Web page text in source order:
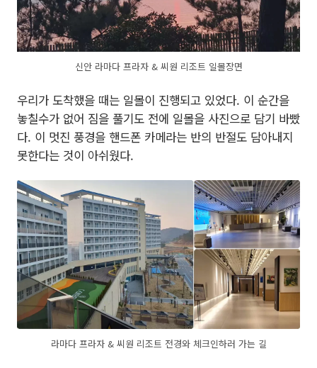
신안 라마다 프라자 & 씨원 리조트 일몰장면
우리가 도착했을 때는 일몰이 진행되고 있었다. 이 순간을
놓칠수가 없어 짐을 풀기도 전에 일몰을 사진으로 담기 바빴
다. 이 멋진 풍경을 핸드폰 카메라는 반의 반절도 담아내지
못한다는 것이 아쉬웠다.
라마다 프라자 & 씨원 리조트 전경와 체크인하러 가는 길